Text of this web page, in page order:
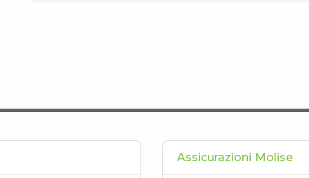
Assicurazioni Molise